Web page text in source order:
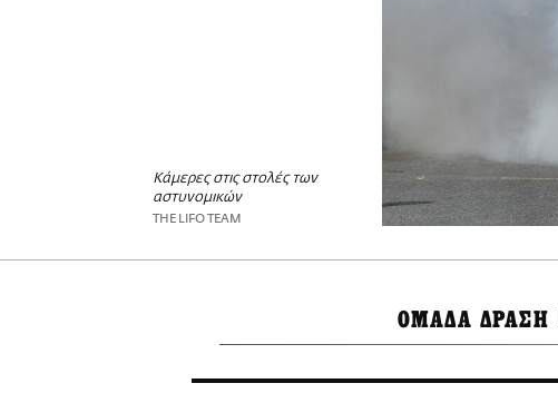
Κάμερες στις στολές των
αστυνομικών
THE LIFO TEAM
ΟΜΑΔΑ ΔΡΑΣΗ